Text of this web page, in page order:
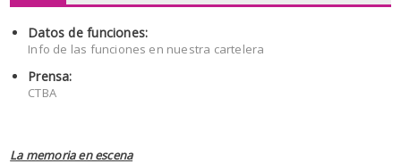
Datos de funciones:
Info de las funciones en nuestra cartelera
Prensa:
CTBA
La memoria en escena